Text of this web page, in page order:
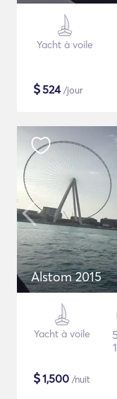
Yacht à voile
$524/jour
Alstom 2015
Yacht à voile
$1,500 /nuit